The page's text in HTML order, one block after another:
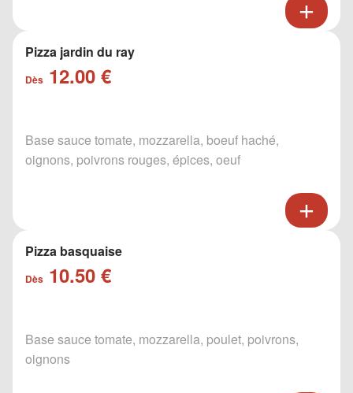
Pizza jardin du ray
Dès 12.00 €
Base sauce tomate, mozzarella, boeuf haché,
oignons, poivrons rouges, épices, oeuf
Pizza basquaise
Dès 10.50 €
Base sauce tomate, mozzarella, poulet, poivrons,
oignons